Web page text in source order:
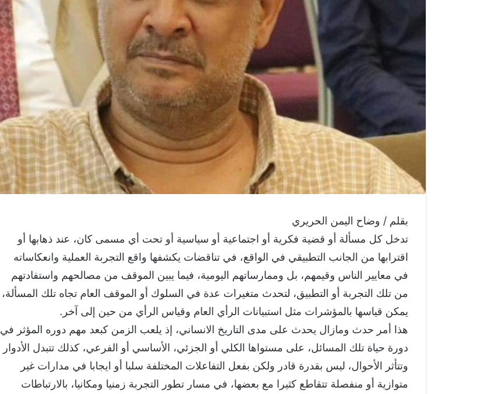
بقلم / وضاح اليمن الحريري
تدخل كل مسألة أو قضية فكرية أو اجتماعية أو سياسية أو تحت أي مسمى كان، عند ذهابها أو
اقترابها من الجانب التطبيقي في الواقع، في تناقضات يكشفها واقع التجربة العملية وانعكاساته
في معايير الناس وقيمهم، بل وممارساتهم اليومية، فيما يبين الموقف من مصالحهم واستفادتهم
من تلك التجربة أو التطبيق، لتحدث متغيرات عدة في السلوك أو الموقف العام تجاه تلك المسألة،
يمكن قياسها بالمؤشرات مثل استبيانات الرأي العام وقياس الرأي من حين إلى آخر.
هذا أمر حدث ومازال يحدث على مدى التاريخ الانساني، إذ يلعب الزمن كبعد مهم دوره المؤثر في
دورة حياة تلك المسائل، على مستواها الكلي أو الجزئي، الأساسي أو الفرعي، كذلك تتبدل الأدوار
وتتأثر الأحوال، ليس بقدرة قادر ولكن بفعل التفاعلات المختلفة سلبا أو ايجابا في مدارات غير
متوازية أو منفصلة تتقاطع كثيرا مع بعضها، في مسار تطور التجربة زمنيا ومكانيا، بالارتباطات